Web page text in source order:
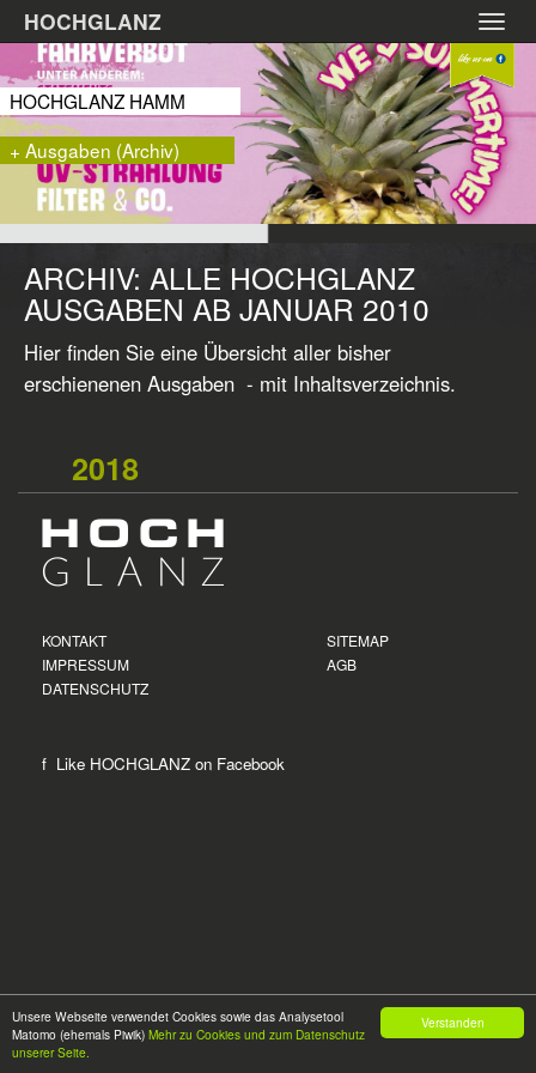
Verstanden
Unsere Webseite verwendet Cookies sowie das Analysetool
Matomo (ehemals Piwik) Mehr zu Cookies und zum Datenschutz
unserer Seite.
Zum
Hauptinhalt
springen
HOCHGLANZ
HOCHGLANZ HAMM
+ Ausgaben (Archiv)
ARCHIV: ALLE HOCHGLANZ
AUSGABEN AB JANUAR 2010
Hier finden Sie eine Übersicht aller bisher
erschienenen Ausgaben - mit Inhaltsverzeichnis.
2018
KONTAKT
SITEMAP
IMPRESSUM
AGB
DATENSCHUTZ
f Like HOCHGLANZ on Facebook
© 2026HOCHGLANZ Hamm
Märkische Straße 14 | 59071 Hamm | +49 2381 8763545